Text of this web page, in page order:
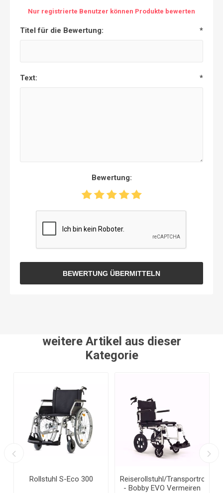
Nur registrierte Benutzer können Produkte bewerten
Titel für die Bewertung: *
Text: *
Bewertung:
BEWERTUNG ÜBERMITTELN
weitere Artikel aus dieser
Kategorie
Rollstuhl S-Eco 300
Reiserollstuhl/
- Bobby EVO Vermeiren